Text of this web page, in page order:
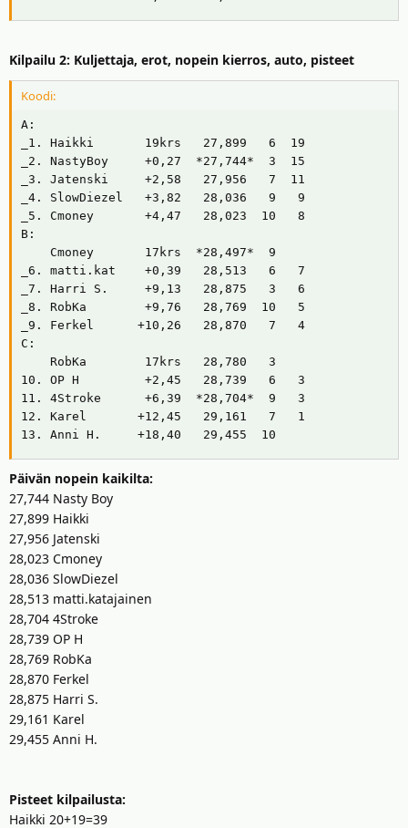
Kilpailu 2: Kuljettaja, erot, nopein kierros, auto, pisteet
Koodi:
A:
_1. Haikki       19krs   27,899   6  19
_2. NastyBoy     +0,27  *27,744*  3  15
_3. Jatenski     +2,58   27,956   7  11
_4. SlowDiezel   +3,82   28,036   9   9
_5. Cmoney       +4,47   28,023  10   8
B:
    Cmoney       17krs  *28,497*  9
_6. matti.kat    +0,39   28,513   6   7
_7. Harri S.     +9,13   28,875   3   6
_8. RobKa        +9,76   28,769  10   5
_9. Ferkel      +10,26   28,870   7   4
C:
    RobKa        17krs   28,780   3
10. OP H         +2,45   28,739   6   3
11. 4Stroke      +6,39  *28,704*  9   3
12. Karel       +12,45   29,161   7   1
13. Anni H.     +18,40   29,455  10
Päivän nopein kaikilta:
27,744 Nasty Boy
27,899 Haikki
27,956 Jatenski
28,023 Cmoney
28,036 SlowDiezel
28,513 matti.katajainen
28,704 4Stroke
28,739 OP H
28,769 RobKa
28,870 Ferkel
28,875 Harri S.
29,161 Karel
29,455 Anni H.
Pisteet kilpailusta:
Haikki 20+19=39